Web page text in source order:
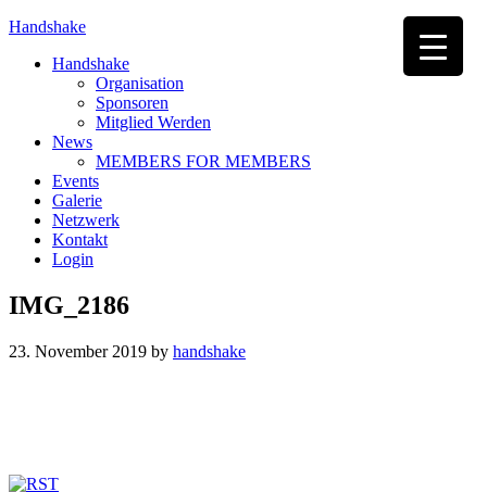
Handshake
Handshake
Organisation
Sponsoren
Mitglied Werden
News
MEMBERS FOR MEMBERS
Events
Galerie
Netzwerk
Kontakt
Login
IMG_2186
23. November 2019 by handshake